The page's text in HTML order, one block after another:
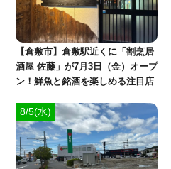
【倉敷市】倉敷駅近くに「割烹居
酒屋 佐藤」が7月3日（金）オープ
ン！鮮魚と銘酒を楽しめる注目店
8/5(水)